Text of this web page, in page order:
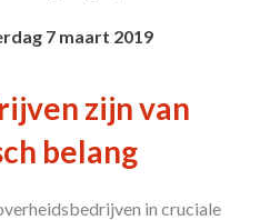
7 maart 2019
zijn van
belang
in cruciale